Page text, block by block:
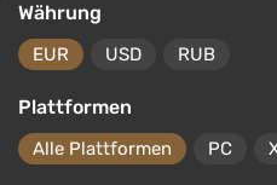
Währung
EUR USD RUB
Plattformen
Alle Plattformen PC